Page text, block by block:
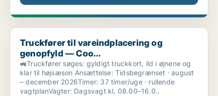
Truckfører til vareindplacering og genopfyld — Coo...
Truckfører til vareindplacering og
genopfyld — Coo...
🚜Truckfører søges: gyldigt truckkort, ild i øjnene og
klar til højsæson Ansættelse: Tidsbegrænset · august
– december 2026Timer: 37 timer/uge · rullende
vagtplanVagter: Dagsvagt kl. 08.00–16.0..